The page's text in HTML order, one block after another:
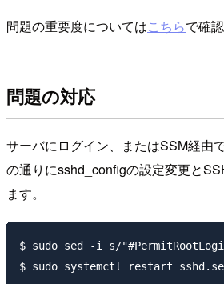
問題の重要度についてはこちらで確
問題の対応
サーバにログイン、またはSSM経由
の通りにsshd_configの設定変更と
ます。
$ sudo sed -i s/